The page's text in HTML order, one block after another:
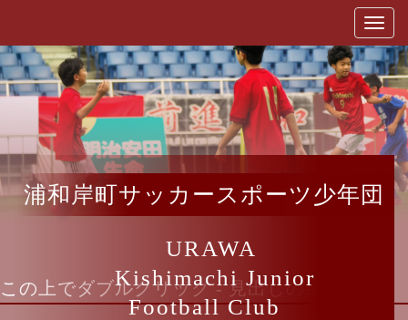
浦和岸町サッカースポーツ少年団
URAWA
Kishimachi Junior
Football Club
この上でダブルクリック - 見出しの編集